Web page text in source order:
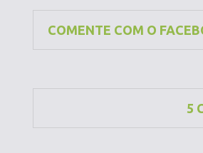
COMENTE COM O
5